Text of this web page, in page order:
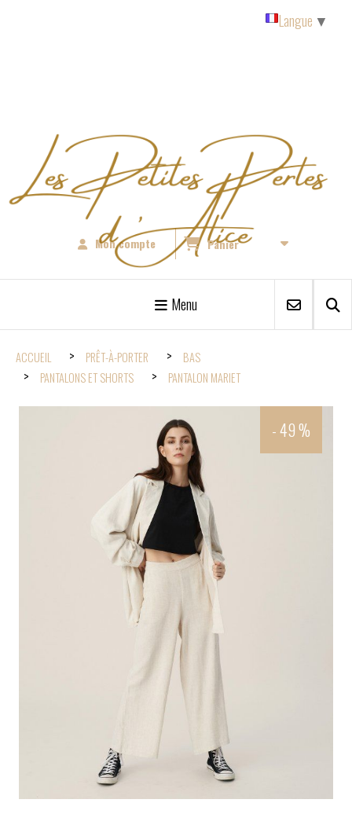
Mon compte Panier
Menu
ACCUEIL PRÊT-À-PORTER
BAS
PANTALONS ET SHORTS
PANTALON MARIET
- 49 %
Langue ▼